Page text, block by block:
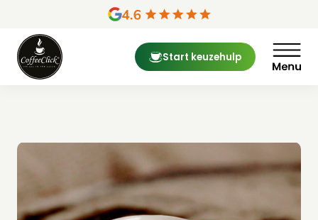
content
Start keuzehulp